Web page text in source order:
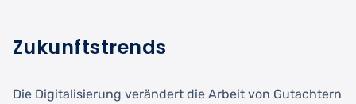
Zukunftstrends
Die Digitalisierung verändert die Arbeit von Gutachtern